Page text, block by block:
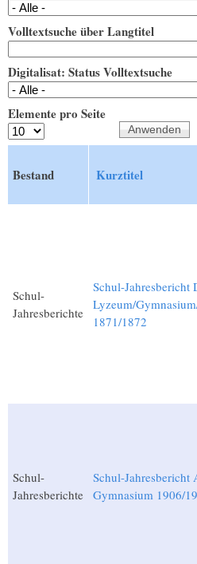
Volltextsuche über Langtitel
Digitalisat: Status Volltextsuche
Elemente pro Seite
Bestand Kurztitel
Schul-
Jahresberichte
Schul-Jahresbericht
Lyzeum/
1871/1872
Schul-
Jahresberichte
Schul-Jahresbericht
Gymnasium 1906/